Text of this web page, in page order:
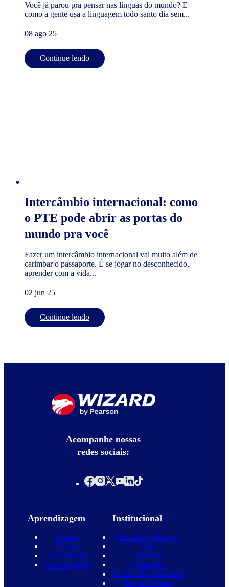
Você já parou pra pensar nas línguas do mundo? E
como a gente usa a linguagem todo santo dia sem...
08 ago 25
Continue lendo
Intercâmbio internacional: como
o PTE pode abrir as portas do
mundo pra você
Fazer um intercâmbio internacional vai muito além de
carimbar o passaporte. É se jogar no desconhecido,
aprender com a vida...
02 jun 25
Continue lendo
Acompanhe nossas
redes sociais:
Aprendizagem
Cursos
Escolas
Diferenciais
Teste de inglês
Institucional
Wizard by Pearson
Blog
Parcerias
Promoções
Política de privacidade
Projeto Águias